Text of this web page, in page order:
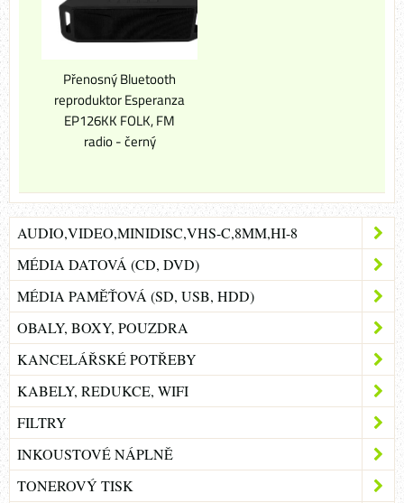
Přenosný Bluetooth
reproduktor Esperanza
EP126KK FOLK, FM
radio - černý
AUDIO,VIDEO,MINIDISC,VHS-C,8MM,HI-8
MÉDIA DATOVÁ (CD, DVD)
MÉDIA PAMĚŤOVÁ (SD, USB, HDD)
OBALY, BOXY, POUZDRA
KANCELÁŘSKÉ POTŘEBY
KABELY, REDUKCE, WIFI
FILTRY
INKOUSTOVÉ NÁPLNĚ
TONEROVÝ TISK